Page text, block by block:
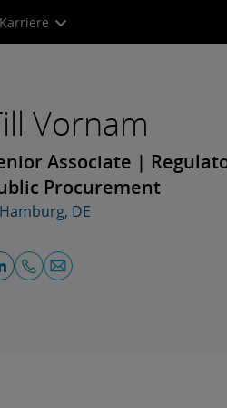
Karriere
Vornam
Associate |
Procurement
DE